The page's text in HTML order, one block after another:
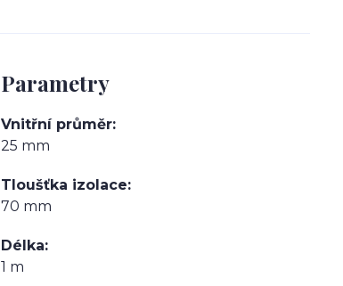
Parametry
Vnitřní průměr
25 mm
Tloušťka izolace
70 mm
Délka
1 m